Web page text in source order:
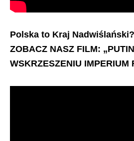
Polska to Kraj Nadwiślański?
ZOBACZ NASZ FILM:
WSKRZESZENIU IMPERIUM